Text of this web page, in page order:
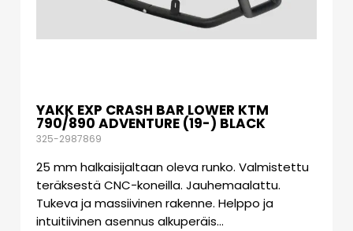
YAKK EXP CRASH BAR LOWER KTM
790/890 ADVENTURE (19-) BLACK
325-2987869
25 mm halkaisijaltaan oleva runko. Valmistettu
teräksestä CNC-koneilla. Jauhemaalattu.
Tukeva ja massiivinen rakenne. Helppo ja
intuitiivinen asennus alkuperäis…